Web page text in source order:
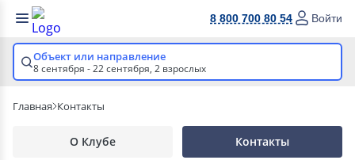
8 800 700 80 54 Войти
Объект или направление
8 сентября - 22 сентября, 2 взрослых
Главная Контакты
О Клубе Контакты